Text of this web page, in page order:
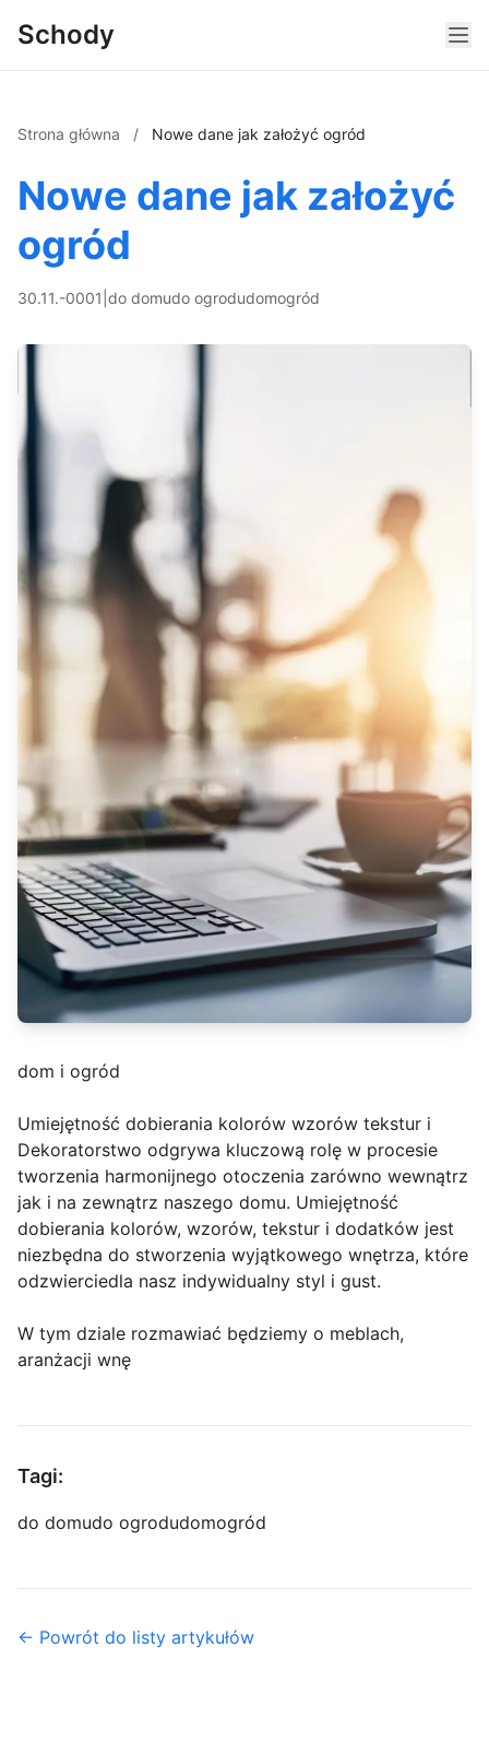
Schody
Strona główna / Nowe dane jak założyć ogród
Nowe dane jak założyć
ogród
30.11.-0001 do domudo ogrodudomogród
dom i ogród
Umiejętność dobierania kolorów wzorów tekstur i
Dekoratorstwo odgrywa kluczową rolę w procesie
tworzenia harmonijnego otoczenia zarówno wewnątrz
jak i na zewnątrz naszego domu. Umiejętność
dobierania kolorów, wzorów, tekstur i dodatków jest
niezbędna do stworzenia wyjątkowego wnętrza, które
odzwierciedla nasz indywidualny styl i gust.
W tym dziale rozmawiać będziemy o meblach,
aranżacji wnę
Tagi:
do domudo ogrodudomogród
← Powrót do listy artykułów